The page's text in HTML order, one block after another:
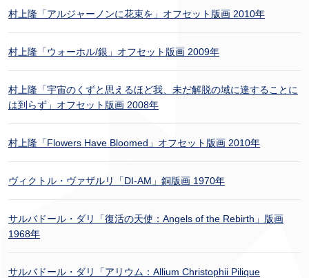
村上隆「アルジャーノンに花束を」オフセット版画 2010年
村上隆「ウォーホル/銀」オフセット版画 2009年
村上隆「宇宙のくずと思えるほど我、未だ解脱の域に達することに
は到らず」オフセット版画 2008年
村上隆「Flowers Have Bloomed」オフセット版画 2010年
ヴィクトル・ヴァザルリ「DI-AM」銅版画 1970年
サルバドール・ダリ「復活の天使：Angels of the Rebirth」版画
1968年
サルバドール・ダリ「アリウム：Allium Christophii Pilique